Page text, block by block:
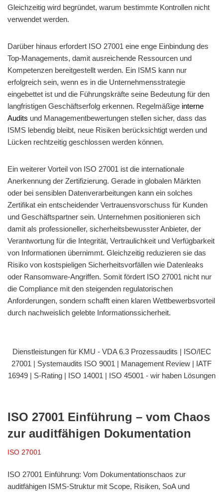
Gleichzeitig wird begründet, warum bestimmte Kontrollen nicht
verwendet werden.
Darüber hinaus erfordert ISO 27001 eine enge Einbindung des
Top-Managements, damit ausreichende Ressourcen und
Kompetenzen bereitgestellt werden. Ein ISMS kann nur
erfolgreich sein, wenn es in die Unternehmensstrategie
eingebettet ist und die Führungskräfte seine Bedeutung für den
langfristigen Geschäftserfolg erkennen. Regelmäßige interne
Audits und Managementbewertungen stellen sicher, dass das
ISMS lebendig bleibt, neue Risiken berücksichtigt werden und
Lücken rechtzeitig geschlossen werden können.
Ein weiterer Vorteil von ISO 27001 ist die internationale
Anerkennung der Zertifizierung. Gerade in globalen Märkten
oder bei sensiblen Datenverarbeitungen kann ein solches
Zertifikat ein entscheidender Vertrauensvorschuss für Kunden
und Geschäftspartner sein. Unternehmen positionieren sich
damit als professioneller, sicherheitsbewusster Anbieter, der
Verantwortung für die Integrität, Vertraulichkeit und Verfügbarkeit
von Informationen übernimmt. Gleichzeitig reduzieren sie das
Risiko von kostspieligen Sicherheitsvorfällen wie Datenleaks
oder Ransomware-Angriffen. Somit fördert ISO 27001 nicht nur
die Compliance mit den steigenden regulatorischen
Anforderungen, sondern schafft einen klaren Wettbewerbsvorteil
durch nachweislich gelebte Informationssicherheit.
Dienstleistungen für KMU - VDA 6.3 Prozessaudits | ISO/IEC
27001 | Systemaudits ISO 9001 | Management Review | IATF
16949 | S-Rating | ISO 14001 | ISO 45001 - wir haben Lösungen
ISO 27001 Einführung – vom Chaos
zur auditfähigen Dokumentation
ISO 27001
ISO 27001 Einführung: Vom Dokumentationschaos zur
auditfähigen ISMS-Struktur mit Scope, Risiken, SoA und